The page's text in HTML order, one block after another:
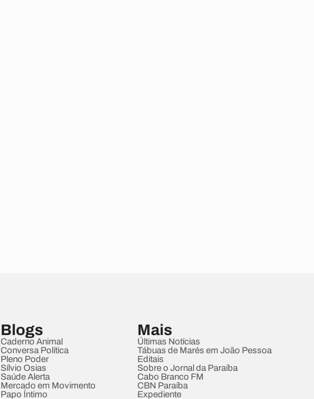
Blogs
Caderno Animal
Conversa Política
Pleno Poder
Sílvio Osias
Saúde Alerta
Mercado em Movimento
Papo Íntimo
Mais
Últimas Notícias
Tábuas de Marés em João Pessoa
Editais
Sobre o Jornal da Paraíba
Cabo Branco FM
CBN Paraíba
Expediente